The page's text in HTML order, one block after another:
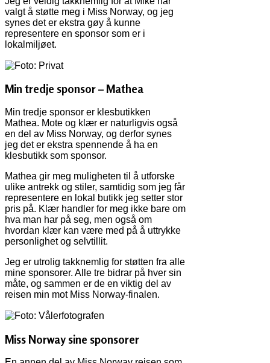
valgt å støtte meg i Miss Norway, og jeg
synes det er ekstra gøy å kunne
representere en sponsor som er i
lokalmiljøet.
Min tredje sponsor – Mathea
Min tredje sponsor er klesbutikken
Mathea. Mote og klær er naturligvis også
en del av Miss Norway, og derfor synes
jeg det er ekstra spennende å ha en
klesbutikk som sponsor.
Mathea gir meg muligheten til å utforske
ulike antrekk og stiler, samtidig som jeg får
representere en lokal butikk jeg setter stor
pris på. Klær handler for meg ikke bare om
hva man har på seg, men også om
hvordan klær kan være med på å uttrykke
personlighet og selvtillit.
Jeg er utrolig takknemlig for støtten fra alle
mine sponsorer. Alle tre bidrar på hver sin
måte, og sammen er de en viktig del av
reisen min mot Miss Norway-finalen.
Miss Norway sine sponsorer